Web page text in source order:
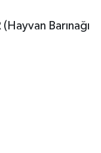
Barınağı